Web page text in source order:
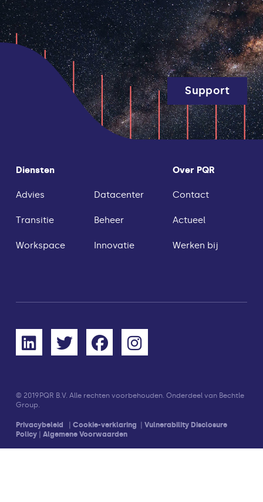
Diensten
Advies
Transitie
Workspace
Datacenter
Beheer
Innovatie
Over PQR
Contact
Actueel
Werken bij
Support
© 2019PQR B.V. Alle rechten voorbehouden. Onderdeel van Bechtle
Group.
Privacybeleid | Cookie-verklaring | Vulnerability Disclosure
Policy | Algemene Voorwaarden